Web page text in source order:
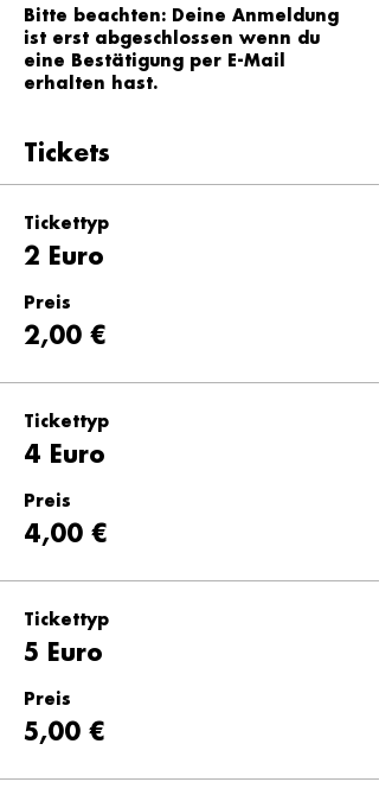
Bitte beachten: Deine Anmeldung
ist erst abgeschlossen wenn du
eine Bestätigung per E-Mail
erhalten hast.
Tickets
Tickettyp
2 Euro
Preis
2,00 €
Tickettyp
4 Euro
Preis
4,00 €
Tickettyp
5 Euro
Preis
5,00 €